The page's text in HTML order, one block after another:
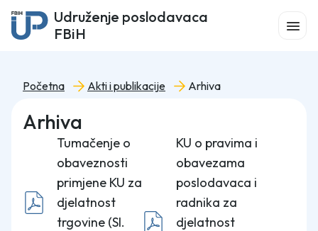
Udruženje poslodavaca
FBiH
Početna Akti i publikacije Arhiva
Arhiva
Tumačenje o
obaveznosti
primjene KU za
djelatnost
trgovine (Sl.
KU o pravima i
obavezama
poslodavaca i
radnika za
djelatnost